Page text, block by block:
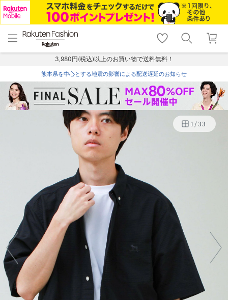
menu home
トップ
shopping_cart lock_outline
ログイン
3,980円(税込)以上のお買い物で送料無料！
熊本県を中心とする地震の影響による配送遅延のお知らせ
1/33